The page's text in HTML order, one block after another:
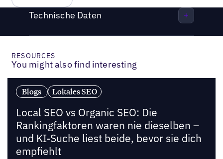
Technische Daten
RESOURCES
You might also find interesting
Blogs Lokales SEO
Local SEO vs Organic SEO: Die
Rankingfaktoren waren nie dieselben –
und KI-Suche liest beide, bevor sie dich
empfiehlt